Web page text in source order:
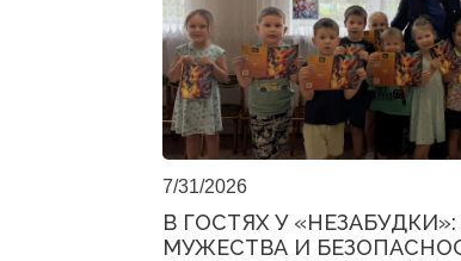
7/31/2026
В ГОСТЯХ У
МУЖЕСТВА И